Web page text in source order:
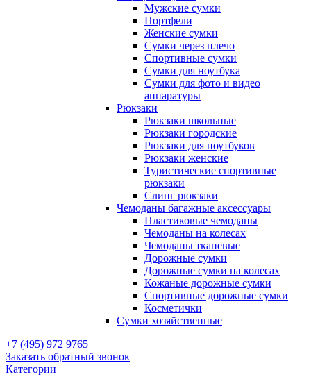
Мужские сумки
Портфели
Женские сумки
Сумки через плечо
Спортивные сумки
Сумки для ноутбука
Сумки для фото и видео
аппаратуры
Рюкзаки
Рюкзаки школьные
Рюкзаки городские
Рюкзаки для ноутбуков
Рюкзаки женские
Туристические спортивные
рюкзаки
Слинг рюкзаки
Чемоданы багажные аксессуары
Пластиковые чемоданы
Чемоданы на колесах
Чемоданы тканевые
Дорожные сумки
Дорожные сумки на колесах
Кожаные дорожные сумки
Спортивные дорожные сумки
Косметички
Сумки хозяйственные
+7 (495) 972 9765
Заказать обратный звонок
Категории